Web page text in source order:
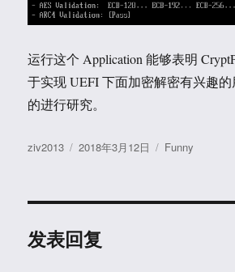
运行这个 Application 能够表明
于实现 UEFI 下面加密解密有兴趣
的进行研究。
作
ziv2013
发
2018年3月12日
分
Funny
发表回复